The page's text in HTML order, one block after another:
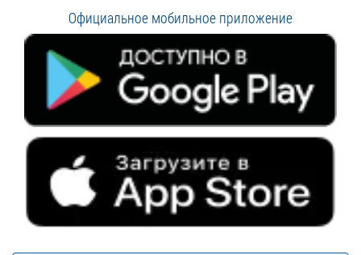
Официальное мобильное приложение